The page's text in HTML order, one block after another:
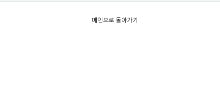
메인으로 돌아가기